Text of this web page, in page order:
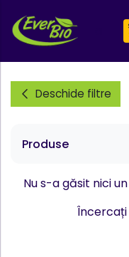
Deschide filtre
Produse
Nu s-a găsit nici